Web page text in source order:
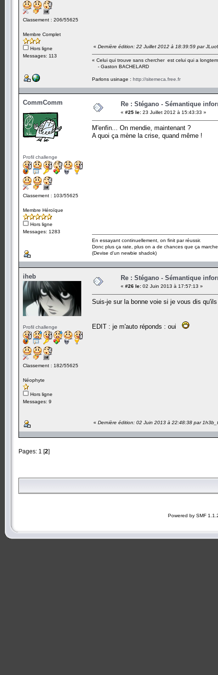
Classement : 206/55625
Membre Complet
Hors ligne
Messages: 113
« Dernière édition: 22 Juillet 2012 à 18:39:59 par
« Celui qui trouve sans chercher est celui qui a
- Gaston BACHELARD
Parlons usinage : http://sitemeca.free.fr
CommComm
Profil challenge
Classement : 103/55625
Membre Héroïque
Hors ligne
Messages: 1283
Re : Stégano - Sémantique
« #25 le: 23 Juillet 2012 à 15:43:33 »
M'enfin... On mendie, maintenant ?
A quoi ça mène la crise, quand même !
En essayant continuellement, on finit par réussir.
Donc plus ça rate, plus on a de chances que ça
(Devise d'un newbie shadok)
iheb
Profil challenge
Classement : 182/55625
Néophyte
Hors ligne
Messages: 9
Re : Stégano - Sémantique
« #26 le: 02 Juin 2013 à 17:57:13 »
Suis-je sur la bonne voie si je vous dis
EDIT : je m'auto réponds : oui
« Dernière édition: 02 Juin 2013 à 22:48:38 par
Pages: 1 [2]
Powered by SMF